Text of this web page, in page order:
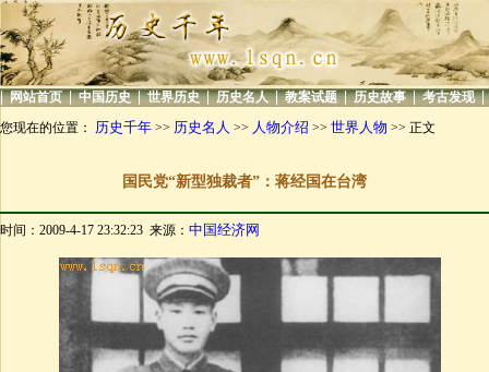
| 网站首页 | 中国历史 | 世界历史 | 历史名人 | 教案试题 | 历史故事 | 考古发现 |
您现在的位置： 历史千年 >> 历史名人 >> 人物介绍 >> 世界人物 >> 正文
国民党“新型独裁者”：蒋经国在台湾
时间：2009-4-17 23:32:23 来源： 中国经济网